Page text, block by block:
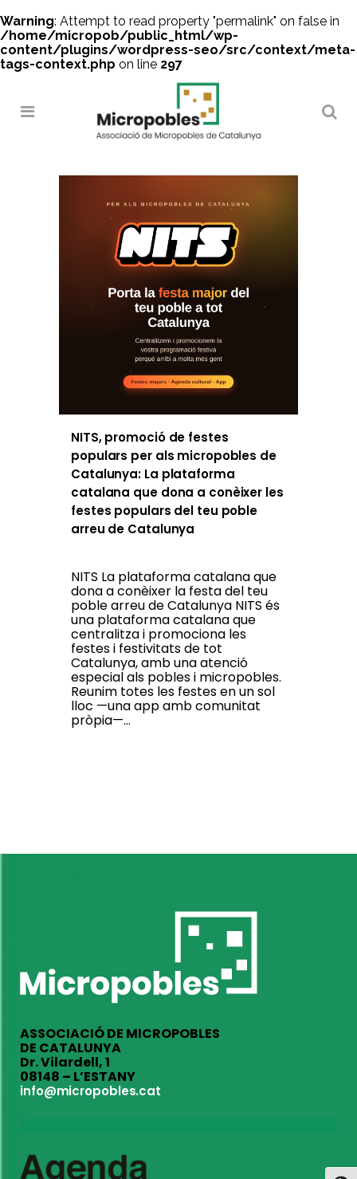
Warning: Attempt to read property "permalink" on false in
/home/micropob/public_html/wp-
content/plugins/wordpress-seo/src/context/meta-
tags-context.php on line 297
NITS, promoció de festes
populars per als micropobles de
Catalunya: La plataforma
catalana que dona a conèixer les
festes populars del teu poble
arreu de Catalunya
NITS La plataforma catalana que
dona a conèixer la festa del teu
poble arreu de Catalunya NITS és
una plataforma catalana que
centralitza i promociona les
festes i festivitats de tot
Catalunya, amb una atenció
especial als pobles i micropobles.
Reunim totes les festes en un sol
lloc —una app amb comunitat
pròpia—...
ASSOCIACIÓ DE MICROPOBLES
DE CATALUNYA
Dr. Vilardell, 1
08148 – L’ESTANY
info@micropobles.cat